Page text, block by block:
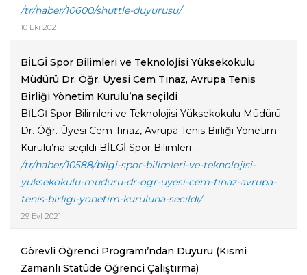
/tr/haber/10600/shuttle-duyurusu/
10 Eki 2021
BİLGİ Spor Bilimleri ve Teknolojisi Yüksekokulu
Müdürü Dr. Öğr. Üyesi Cem Tınaz, Avrupa Tenis
Birliği Yönetim Kurulu’na seçildi
BİLGİ Spor Bilimleri ve Teknolojisi Yüksekokulu Müdürü
Dr. Öğr. Üyesi Cem Tınaz, Avrupa Tenis Birliği Yönetim
Kurulu’na seçildi BİLGİ Spor Bilimleri ...
/tr/haber/10588/bilgi-spor-bilimleri-ve-teknolojisi-
yuksekokulu-muduru-dr-ogr-uyesi-cem-tinaz-avrupa-
tenis-birligi-yonetim-kuruluna-secildi/
29 Eyl 2021
Görevli Öğrenci Programı’ndan Duyuru (Kısmi
Zamanlı Statüde Öğrenci Çalıştırma)